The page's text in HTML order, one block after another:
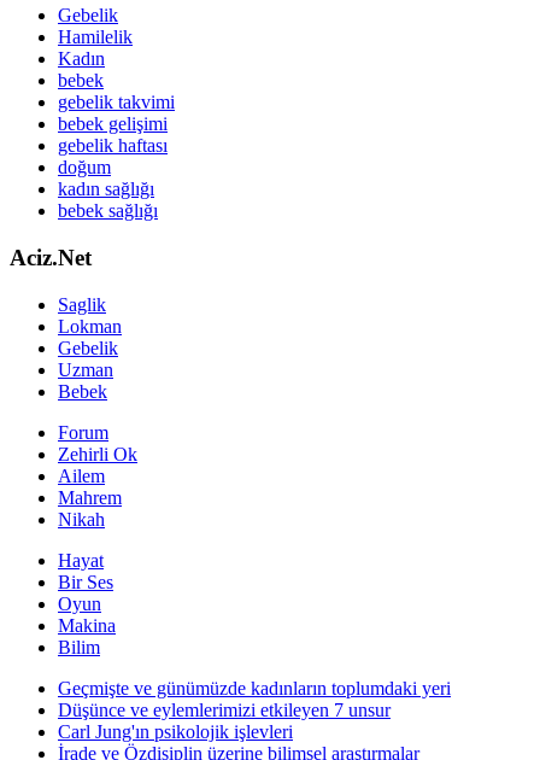
Gebelik
Hamilelik
Kadın
bebek
gebelik takvimi
bebek gelişimi
gebelik haftası
doğum
kadın sağlığı
bebek sağlığı
Aciz.Net
Saglik
Lokman
Gebelik
Uzman
Bebek
Forum
Zehirli Ok
Ailem
Mahrem
Nikah
Hayat
Bir Ses
Oyun
Makina
Bilim
Geçmişte ve günümüzde kadınların toplumdaki yeri
Düşünce ve eylemlerimizi etkileyen 7 unsur
Carl Jung'ın psikolojik işlevleri
İrade ve Özdisiplin üzerine bilimsel araştırmalar